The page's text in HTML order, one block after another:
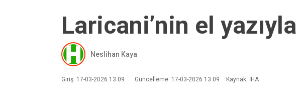
Laricani’nin el yazıyla
Neslihan Kaya
Giriş: 17-03-2026 13:09 Güncelleme: 17-03-2026 13:09 Kaynak: İHA